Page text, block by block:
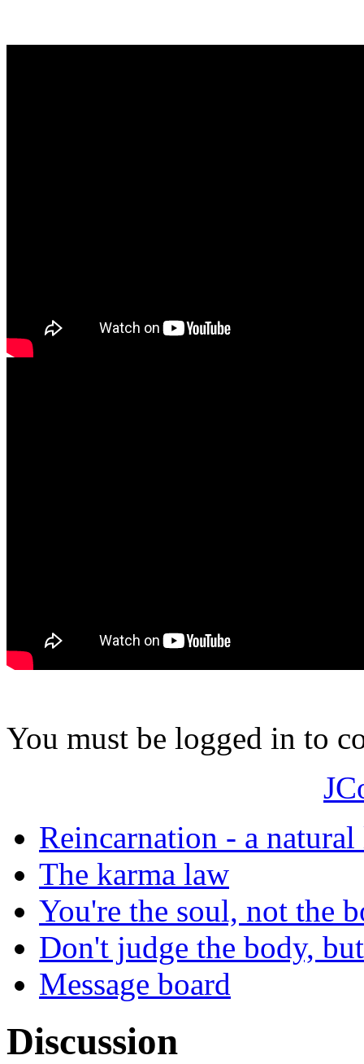
You must be logged in to
Reincarnation - a
The karma law
You're the soul, not the
Don't judge the body,
Message board
Discussion